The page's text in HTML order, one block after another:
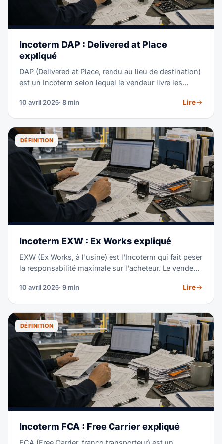
Incoterm DAP : Delivered at Place
expliqué
DAP (Delivered at Place, rendu au lieu de destination)
est un Incoterm selon lequel le vendeur livre les
déchargement, en supportant tous les coûts et
du dédouanement import, des droits, taxes et du
déchargement. Le DAP est l'un des Incoterms les
plus populaires pour les importations B2B car il offre
aux acheteurs un prix quasi rendu tout en les laissant
maîtres de leur propre processus douanier.
10 avril 2026· 8 min Lire
DÉFINITION
Incoterm EXW : Ex Works expliqué
EXW (Ex Works, à l'usine) est l'Incoterm qui fait peser
la responsabilité maximale sur l'acheteur. Le vendeur
dans ses locaux — l'acheteur organise et paie tout le
assurance, dédouanement import et droits. Si l'EXW
offre le prix unitaire le plus bas, il exige que
l'acheteur gère toute la chaîne d'approvisionnement.
Ce guide explique chaque obligation, les pièges
courants et quand le FCA est la meilleure alternative.
10 avril 2026· 9 min Lire
DÉFINITION
Incoterm FCA : Free Carrier expliqué
FCA (Free Carrier, franco transporteur) est un